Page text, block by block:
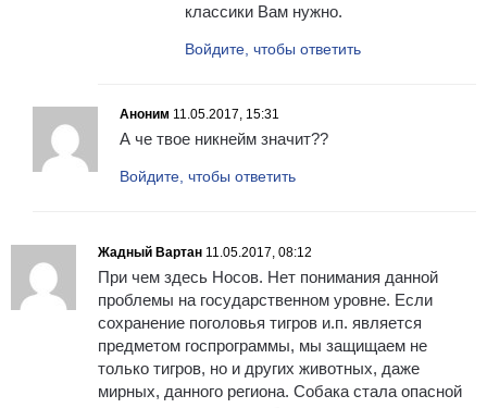
классики Вам нужно.
Войдите, чтобы ответить
Аноним 11.05.2017, 15:31
А че твое никнейм значит??
Войдите, чтобы ответить
Жадный Вартан 11.05.2017, 08:12
При чем здесь Носов. Нет понимания данной
проблемы на государственном уровне. Если
сохранение поголовья тигров и.п. является
предметом госпрограммы, мы защищаем не
только тигров, но и других животных, даже
мирных, данного региона. Собака стала опасной